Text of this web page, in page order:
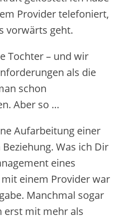
Provider telefoniert,
vorwärts geht.
Tochter – und wir
als die
schon
Aber so …
Aufarbeitung einer
Was ich Dir
eines
einem Provider war
Manchmal sogar
erst mit mehr als